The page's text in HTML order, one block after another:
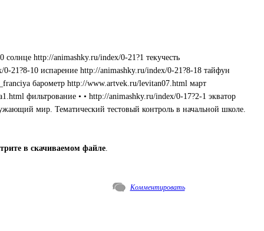
солнце http://animashky.ru/index/0-21?1 текучесть
21?8-10 испарение http://animashky.ru/index/0-21?8-18 тайфун
барометр http://www.artvek.ru/levitan07.html март
фильтрование • • http://animashky.ru/index/0-17?2-1 экватор
мир. Тематический тестовый контроль в начальной школе.
в скачиваемом файле
Комментировать